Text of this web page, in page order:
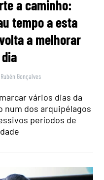
a caminho:
tempo a esta
a melhorar
Rubén Gonçalves
vários dias da
num dos arquipélagos
períodos de